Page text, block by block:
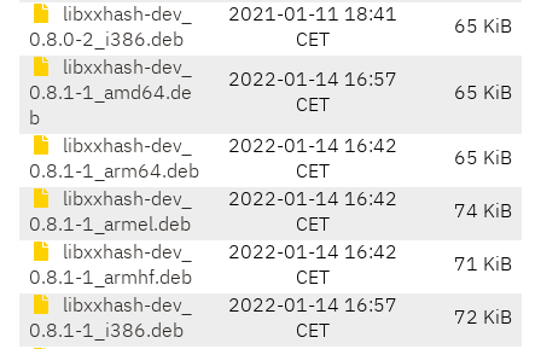
libxxhash-dev_
0.8.0-2_i386.deb
2021-01-11 18:41
CET
65 KiB
libxxhash-dev_
0.8.1-1_amd64.de
b
2022-01-14 16:57
CET
65 KiB
libxxhash-dev_
0.8.1-1_arm64.deb
2022-01-14 16:42
CET
65 KiB
libxxhash-dev_
0.8.1-1_armel.deb
2022-01-14 16:42
CET
74 KiB
libxxhash-dev_
0.8.1-1_armhf.deb
2022-01-14 16:42
CET
71 KiB
libxxhash-dev_
0.8.1-1_i386.deb
2022-01-14 16:57
CET
72 KiB